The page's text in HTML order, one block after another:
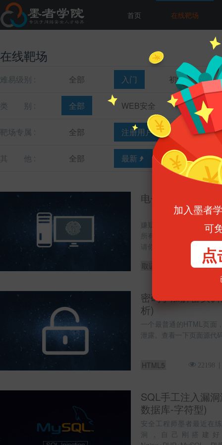
首页 在线靶场
在线靶场
难易级别 : 全部 入门 初级
类 别 : 全部 WEB安全 主机安全
靶场专属 : 全部 注册用户 教育机构
其 他 : 全部 最新 最热
电子数据取证-磁
嫌疑人王某涉嫌诈骗罪，
所有文件，现在取回了硬
请你帮忙找回犯罪可疑文
取证分析
19328
密码学加解密实
析)
一个最普通的HTML页面
泄露。查看一下页面源代
HTML5 22198
SQL手工注入漏
数据库-字符型)
安全工程师墨者最近在
洞，自己刚搭建
加入墨者
可
点